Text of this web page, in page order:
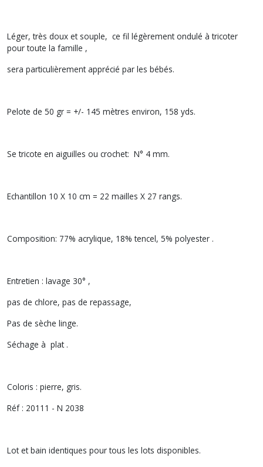
Léger, très doux et souple, ce fil légèrement ondulé à tricoter
pour toute la famille ,
sera particulièrement apprécié par les bébés.
Pelote de 50 gr = +/- 145 mètres environ, 158 yds.
Se tricote en aiguilles ou crochet: N° 4 mm.
Echantillon 10 X 10 cm = 22 mailles X 27 rangs.
Composition: 77% acrylique, 18% tencel, 5% polyester .
Entretien : lavage 30° ,
pas de chlore, pas de repassage,
Pas de sèche linge.
Séchage à plat .
Coloris : pierre, gris.
Réf : 20111 - N 2038
Lot et bain identiques pour tous les lots disponibles.